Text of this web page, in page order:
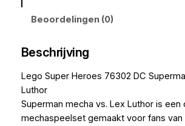
Beoordelingen (0)
Beschrijving
Lego Super Heroes 76302 DC
Luthor
Superman mecha vs. Lex Luthor is een
mechaspeelset gemaakt voor fans van